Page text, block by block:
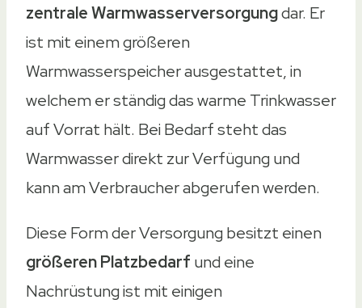
zentrale Warmwasserversorgungdar. Er
ist mit einem größeren
Warmwasserspeicher ausgestattet, in
welchem er ständig das warme Trinkwasser
auf Vorrat hält. Bei Bedarf steht das
Warmwasser direkt zur Verfügung und
kann am Verbraucher abgerufen werden.
Diese Form der Versorgung besitzt einen
größeren Platzbedarf und eine
Nachrüstung ist mit einigen